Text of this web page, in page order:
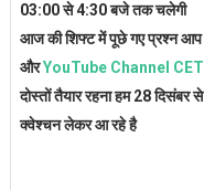
03:00 से 4:30 बजे तक चलेगी
आज की शिफ्ट में पूछे गए प्रश्न
औरYouTube Channel
दोस्तों तैयार रहना हम 28
क्वेश्चन लेकर आ रहे है